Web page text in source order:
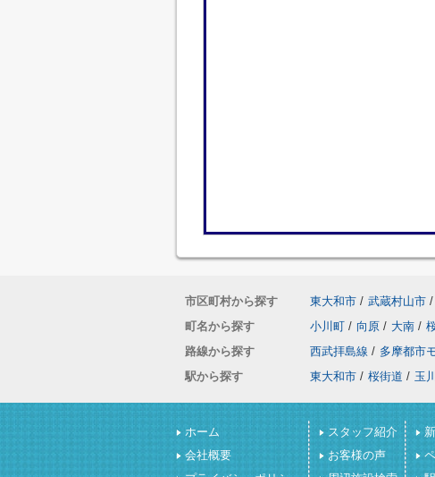
市区町村から探す 東大和市 / 武蔵村山市 /
町名から探す
小川町 / 向原 / 大南 /
路線から探す
西武拝島線 / 多摩都市
駅から探す
東大和市 / 桜街道 / 玉
ホーム
会社概要
スタッフ紹介
お客様の声